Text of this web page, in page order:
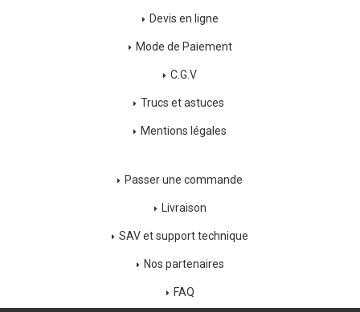
Devis en ligne
Mode de Paiement
C.G.V
Trucs et astuces
Mentions légales
Passer une commande
Livraison
SAV et support technique
Nos partenaires
FAQ